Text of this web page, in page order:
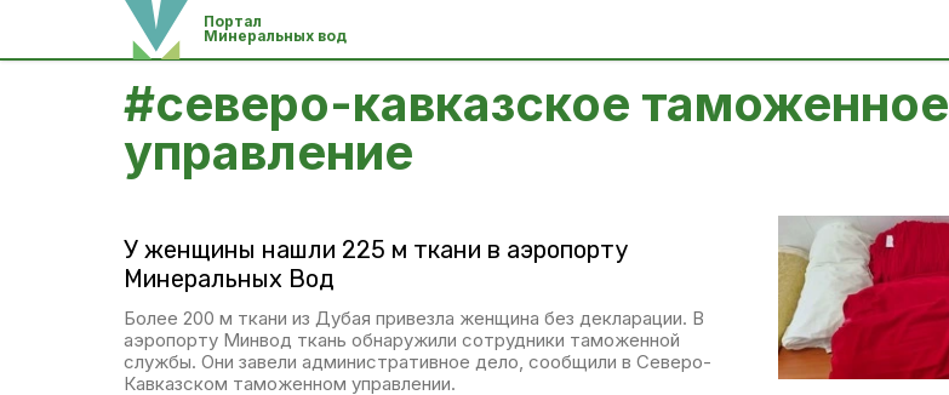
Портал
Минеральных вод
#северо-кавказское таможенное
управление
У женщины нашли 225 м ткани в аэропорту
Минеральных Вод
Более 200 м ткани из Дубая привезла женщина без декларации. В
аэропорту Минвод ткань обнаружили сотрудники таможенной
службы. Они завели административное дело, сообщили в Северо-
Кавказском таможенном управлении.